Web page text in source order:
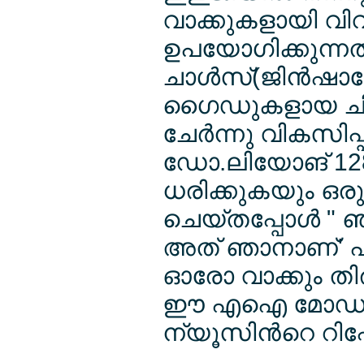
വാക്കുകളായി
ഗൈഡുകളായ
ചേര്‍ന്നു
ഡോ.ലിയോങ്
ധരിക്കുകയും ഒരു
ചെയ്തപ്പോള്‍ "
അത് ഞാനാണ്'
ഓരോ വാക്കും
ഈ എഐ
ന്യൂസിന്‍റെ